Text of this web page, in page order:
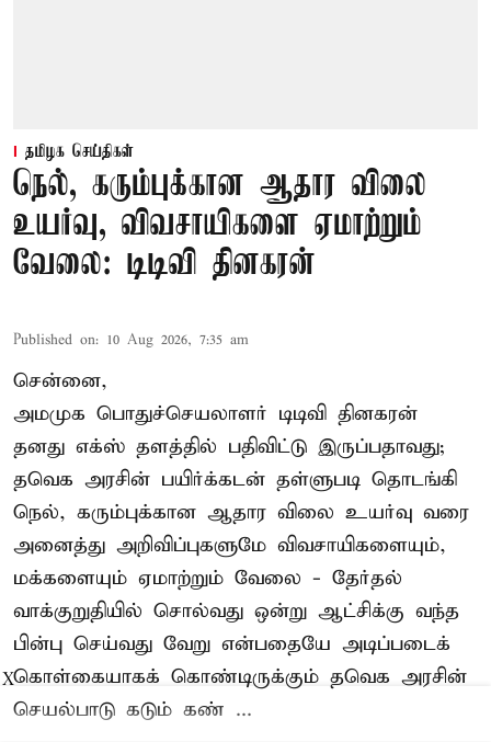
தமிழக செய்திகள்
நெல், கரும்புக்கான ஆதார விலை
உயர்வு, விவசாயிகளை ஏமாற்றும்
வேலை: டிடிவி தினகரன்
Published on: 10 Aug 2026, 7:35 am
சென்னை,
அமமுக பொதுச்செயலாளர் டிடிவி தினகரன்
தனது எக்ஸ் தளத்தில் பதிவிட்டு இருப்பதாவது;
தவெக அரசின் பயிர்க்கடன் தள்ளுபடி தொடங்கி
நெல், கரும்புக்கான ஆதார விலை உயர்வு வரை
அனைத்து அறிவிப்புகளுமே விவசாயிகளையும்,
மக்களையும் ஏமாற்றும் வேலை - தேர்தல்
வாக்குறுதியில் சொல்வது ஒன்று ஆட்சிக்கு வந்த
பின்பு செய்வது வேறு என்பதையே அடிப்படைக்
கொள்கையாகக் கொண்டிருக்கும் தவெக அரசின்
செயல்பாடு கடும் கண் ...
X